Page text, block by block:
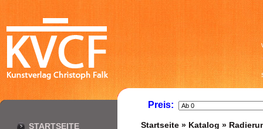
STARTSEITE
Preis:
Startseite » Katalog »